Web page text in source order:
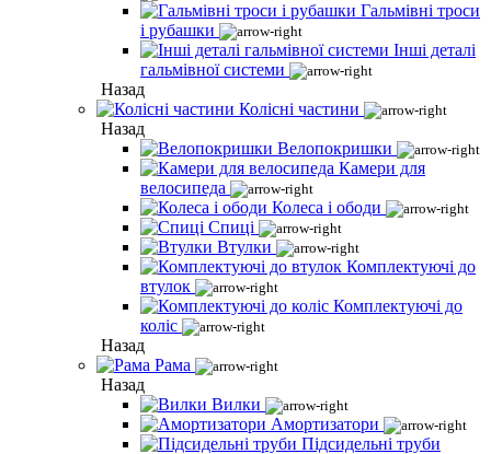
Гальмівні троси
і рубашки
Інші деталі
гальмівної системи
Назад
Колісні частини
Назад
Велопокришки
Камери для
велосипеда
Колеса і ободи
Спиці
Втулки
Комплектуючі до
втулок
Комплектуючі до
коліс
Назад
Рама
Назад
Вилки
Амортизатори
Підсидельні труби